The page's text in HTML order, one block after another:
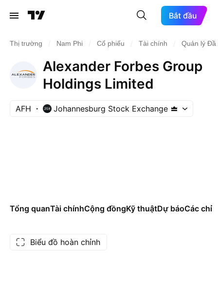
Bắt đầu
Thị trường Nam Phi Cổ phiếu Tài chính Quản lý
Alexander Forbes Group
Holdings Limited
AFH Johannesburg Stock Exchange
Tổng quanTài chínhCộng đồngKỹ thuậtDự báoCác chỉ
Biểu đồ hoàn chỉnh